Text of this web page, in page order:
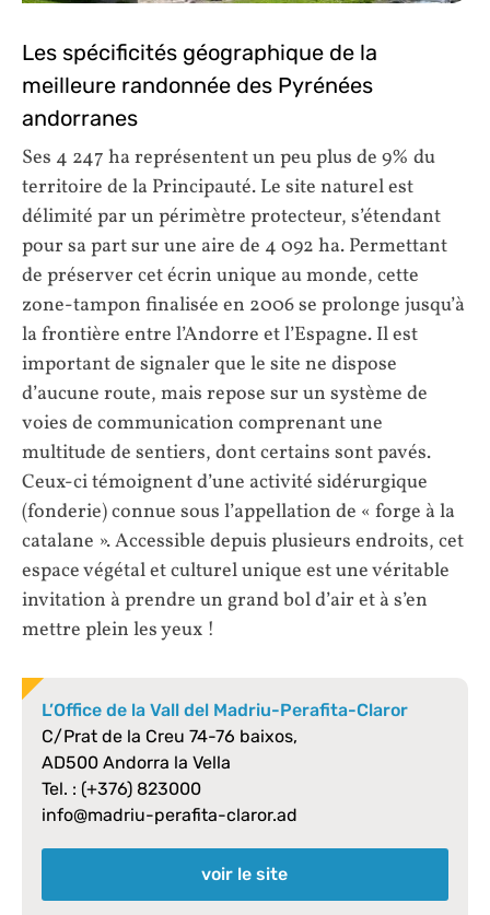
Les spécificités géographique de la
meilleure randonnée des Pyrénées
andorranes
Ses 4 247 ha représentent un peu plus de 9% du
territoire de la Principauté. Le site naturel est
délimité par un périmètre protecteur, s’étendant
pour sa part sur une aire de 4 092 ha. Permettant
de préserver cet écrin unique au monde, cette
zone-tampon finalisée en 2006 se prolonge jusqu’à
la frontière entre l’Andorre et l’Espagne. Il est
important de signaler que le site ne dispose
d’aucune route, mais repose sur un système de
voies de communication comprenant une
multitude de sentiers, dont certains sont pavés.
Ceux-ci témoignent d’une activité sidérurgique
(fonderie) connue sous l’appellation de « forge à la
catalane ». Accessible depuis plusieurs endroits, cet
espace végétal et culturel unique est une véritable
invitation à prendre un grand bol d’air et à s’en
mettre plein les yeux !
L’Office de la Vall del Madriu-Perafita-Claror
C/Prat de la Creu 74-76 baixos,
AD500 Andorra la Vella
Tel. : (+376) 823000
info@madriu-perafita-claror.ad
voir le site